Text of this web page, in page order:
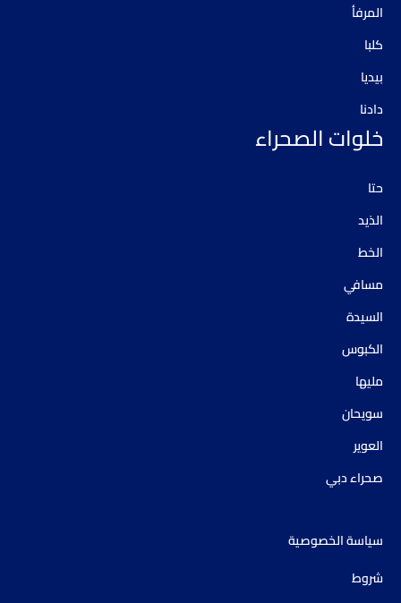
المرفأ
كلبا
بيديا
دادنا
خلوات الصحراء
حتا
الذيد
الخط
مسافي
السيدة
الكبوس
مليها
سويحان
العوير
صحراء دبي
سياسة الخصوصية
شروط